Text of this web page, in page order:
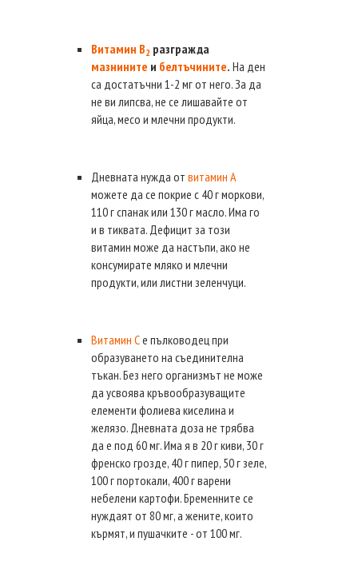
Витамин В2 разгражда
мазнините и белтъчините. На ден
са достатъчни 1-2 мг от него. За да
не ви липсва, не се лишавайте от
яйца, месо и млечни продукти.
Дневната нужда от витамин А
можете да се покрие с 40 г моркови,
110 г спанак или 130 г масло. Има го
и в тиквата. Дефицит за този
витамин може да настъпи, ако не
консумирате мляко и млечни
продукти, или листни зеленчуци.
Витамин Се пълководец при
образуването на съединителна
тъкан. Без него организмът не може
да усвоява кръвообразуващите
елементи фолиева киселина и
желязо. Дневната доза не трябва
да е под 60 мг. Има я в 20 г киви, 30 г
френско грозде, 40 г пипер, 50 г зеле,
100 г портокали, 400 г варени
небелени картофи. Бременните се
нуждаят от 80 мг, а жените, които
кърмят, и пушачките - от 100 мг.